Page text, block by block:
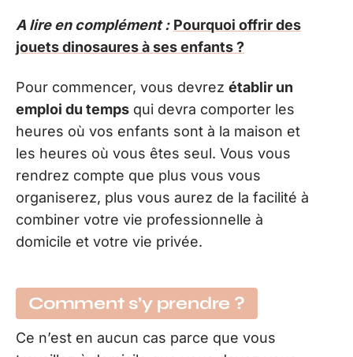
A lire en complément : Pourquoi offrir des
jouets dinosaures à ses enfants ?
Pour commencer, vous devrez établir un
emploi du temps qui devra comporter les
heures où vos enfants sont à la maison et
les heures où vous êtes seul. Vous vous
rendrez compte que plus vous vous
organiserez, plus vous aurez de la facilité à
combiner votre vie professionnelle à
domicile et votre vie privée.
Comment s’y prendre ?
Ce n’est en aucun cas parce que vous